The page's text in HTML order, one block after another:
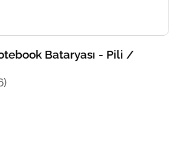
Bataryası - Pili /